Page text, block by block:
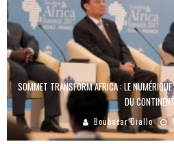
SOMMET TRANSFORM AFRICA : LE
DU
Boubacar Diallo